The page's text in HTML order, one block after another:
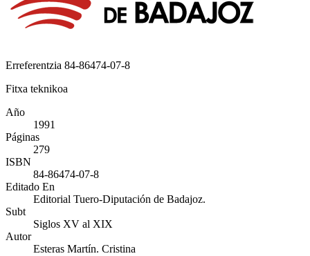
Erreferentzia 84-86474-07-8
Fitxa teknikoa
Año
1991
Páginas
279
ISBN
84-86474-07-8
Editado En
Editorial Tuero-Diputación de Badajoz.
Subt
Siglos XV al XIX
Autor
Esteras Martín. Cristina